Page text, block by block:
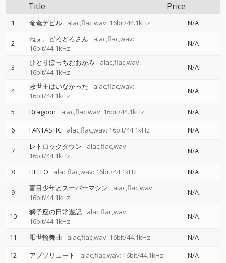
Title Price
1 奄奄デビル alac,flac,wav: 16bit/44.1kHz N/A
2 ねぇ、どろどろさん
alac,flac,wav:
16bit/44.1kHz
N/A
3 ひとりぼっちおおかみ
alac,flac,wav:
16bit/44.1kHz
N/A
4 救世主はいなかった
alac,flac,wav:
16bit/44.1kHz
N/A
5 Dragoon alac,flac,wav: 16bit/44.1kHz
N/A
6
FANTASTIC alac,flac,wav: 16bit/44.1kHz N/A
7 レトロックタウン
alac,flac,wav:
16bit/44.1kHz
N/A
8 HELLO alac,flac,wav: 16bit/44.1kHz N/A
9 盲目少年とスーパーマシン
alac,flac,wav:
16bit/44.1kHz
N/A
10 獅子座の日常遊記
alac,flac,wav:
16bit/44.1kHz
N/A
11 厭世輪舞曲 alac,flac,wav: 16bit/44.1kHz
N/A
12
アブソリュート alac,flac,wav: 16bit/44.1kHz
N/A